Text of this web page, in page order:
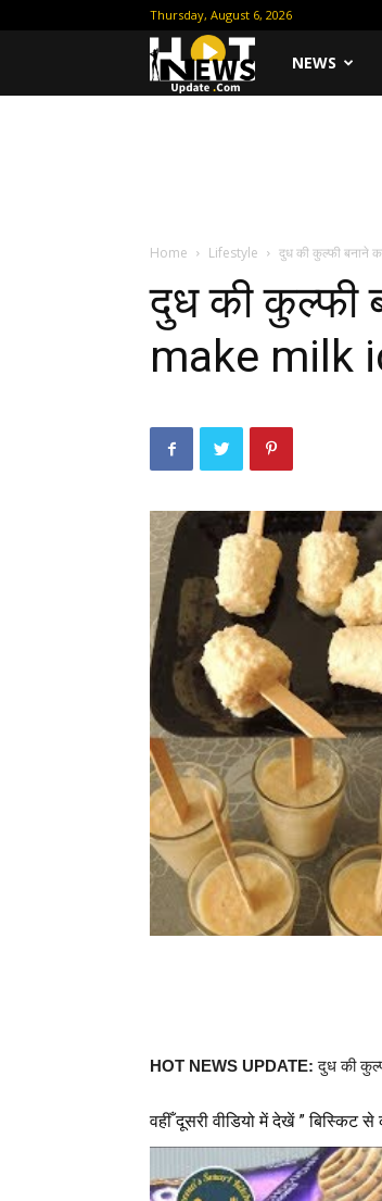
Thursday, August 6, 2026
HotNEWS
Home Lifestyle दुध की कुल्फी बनाने
दुध की कुल्फी
make milk
HOT NEWS UPDATE: दुध की
वहीँ दूसरी वीडियो में देखें ”